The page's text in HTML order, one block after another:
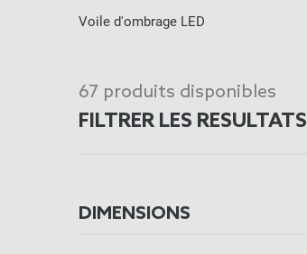
Voile d'ombrage LED
FILTRER LES RESULTATS
67 produits disponibles
DIMENSIONS